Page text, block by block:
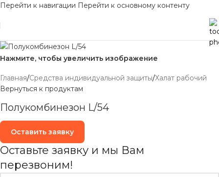
Перейти к навигации Перейти к основному контенту
Нажмите, чтобы увеличить изображение
Главная/Средства индивидуальной защиты/Халат рабочий
Вернуться к продуктам
Полукомбинезон L/54
Оставить заявку
Оставьте заявку и мы Вам
перезвоним!